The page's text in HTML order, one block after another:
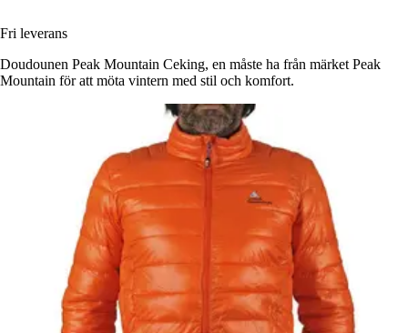
Fri leverans
Doudounen Peak Mountain Ceking, en måste ha från märket Peak
Mountain för att möta vintern med stil och komfort.